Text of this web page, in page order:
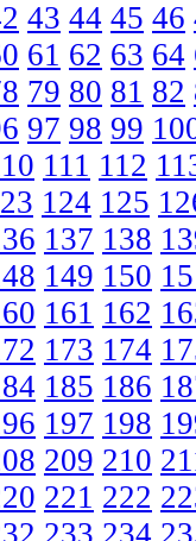
43 44 45 46
61 62 63 64
79 80 81 82
97 98 99
111 112
124 125
137 138
149 150
161 162
173 174
185 186
197 198
209 210
221 222
233 234